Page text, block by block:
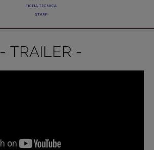
FICHA TECNICA
STAFF
- TRAILER -